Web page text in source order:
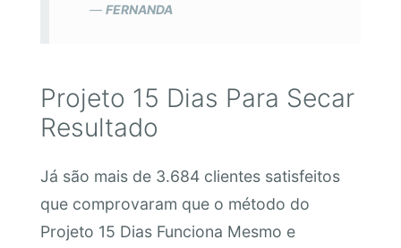
FERNANDA
Projeto 15 Dias Para Secar
Resultado
Já são mais de 3.684 clientes satisfeitos
que comprovaram que o método do
Projeto 15 Dias Funciona Mesmo e